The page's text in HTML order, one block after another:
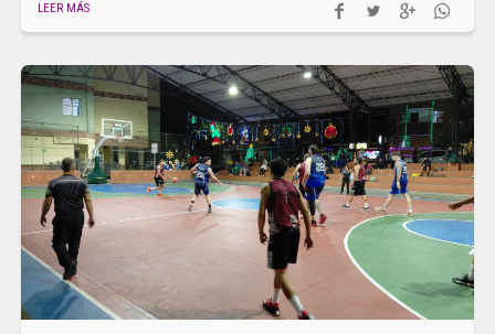
LEER MÁS